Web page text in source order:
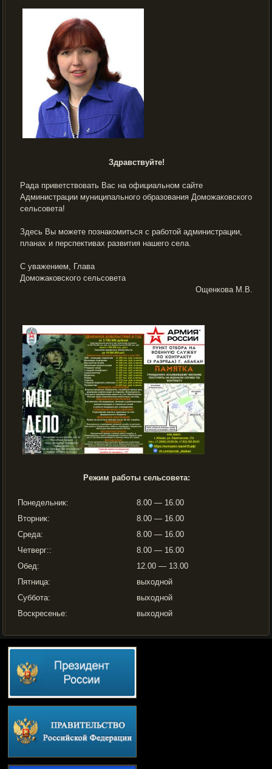
Здравствуйте!
Рада приветствовать Вас на официальном сайте
Администрации муниципального образования Доможаковского
сельсовета!
Здесь Вы можете познакомиться с работой администрации,
планах и перспективах развития нашего села.
С уважением, Глава
Доможаковского сельсовета
Ощенкова М.В.
Режим работы сельсовета:
Понедельник:
8.00 — 16.00
Вторник:
8.00 — 16.00
Среда:
8.00 — 16.00
Четверг::
8.00 — 16.00
Обед:
12.00 — 13.00
Пятница:
выходной
Суббота:
выходной
Воскресенье:
выходной